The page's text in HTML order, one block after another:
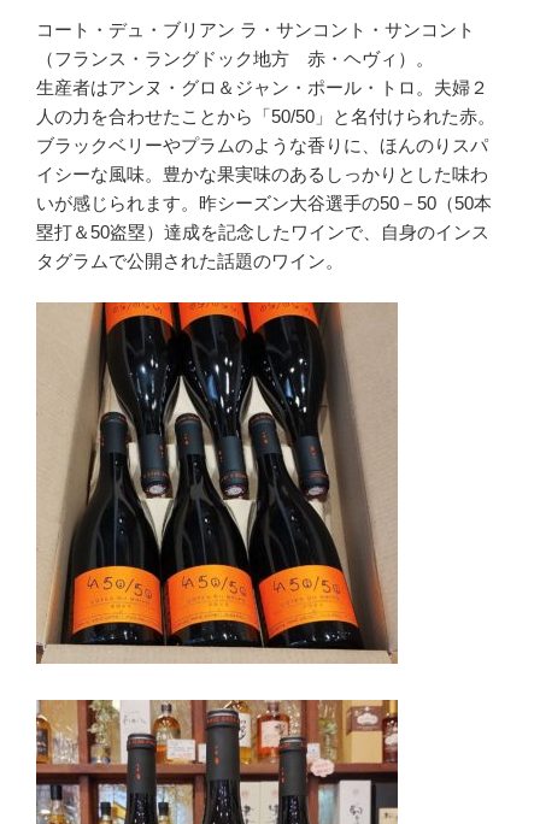
コート・デュ・ブリアン ラ・サンコント・サンコント
（フランス・ラングドック地方 赤・ヘヴィ）。
生産者はアンヌ・グロ＆ジャン・ポール・トロ。夫婦２
人の力を合わせたことから「50/50」と名付けられた赤。
ブラックベリーやプラムのような香りに、ほんのりスパ
イシーな風味。豊かな果実味のあるしっかりとした味わ
いが感じられます。昨シーズン大谷選手の50－50（50本
塁打＆50盗塁）達成を記念したワインで、自身のインス
タグラムで公開された話題のワイン。